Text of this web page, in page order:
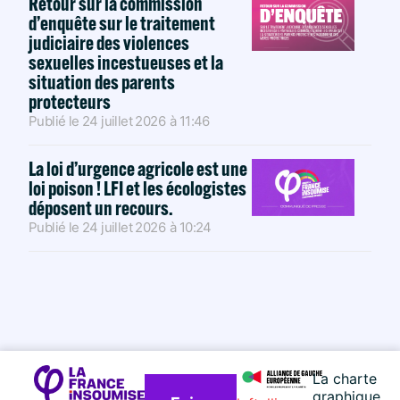
d’enquête sur le traitement
judiciaire des violences
sexuelles incestueuses et la
situation des parents
protecteurs
Publié le 24 juillet 2026 à 11:46
La loi d’urgence agricole est une
loi poison ! LFI et les écologistes
déposent un recours.
Publié le 24 juillet 2026 à 10:24
La charte
graphique